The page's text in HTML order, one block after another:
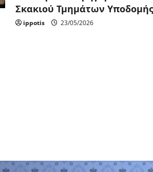
Σκακιού Τμημάτων
ippotis 23/05/2026